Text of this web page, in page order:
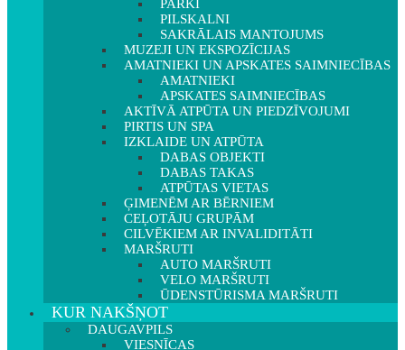
PARKI
PILSKALNI
SAKRĀLAIS MANTOJUMS
MUZEJI UN EKSPOZĪCIJAS
AMATNIEKI UN APSKATES SAIMNIECĪBAS
AMATNIEKI
APSKATES SAIMNIECĪBAS
AKTĪVĀ ATPŪTA UN PIEDZĪVOJUMI
PIRTIS UN SPA
IZKLAIDE UN ATPŪTA
DABAS OBJEKTI
DABAS TAKAS
ATPŪTAS VIETAS
ĢIMENĒM AR BĒRNIEM
CEĻOTĀJU GRUPĀM
CILVĒKIEM AR INVALIDITĀTI
MARŠRUTI
AUTO MARŠRUTI
VELO MARŠRUTI
ŪDENSTŪRISMA MARŠRUTI
KUR NAKŠŅOT
DAUGAVPILS
VIESNĪCAS